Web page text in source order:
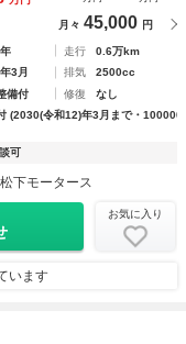
月々 45,000 円
走行
0.6万km
3月 排気
2500cc
備付 修復
なし
(2030(令和12)年3月まで・
可
下モータース
お気に入り
います